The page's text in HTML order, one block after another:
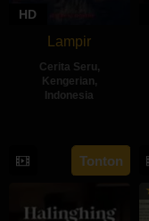
HD
Lampir
Cerita Seru,
Kengerian,
Indonesia
Feb
2024
Gulardi
Tonton